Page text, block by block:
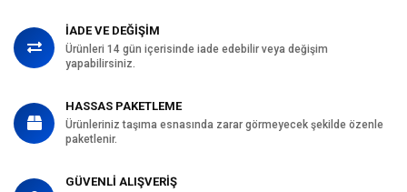
İADE VE DEĞİŞİM
Ürünleri 14 gün içerisinde iade edebilir veya değişim
yapabilirsiniz.
HASSAS PAKETLEME
Ürünleriniz taşıma esnasında zarar görmeyecek şekilde özenle
paketlenir.
GÜVENLİ ALIŞVERİŞ